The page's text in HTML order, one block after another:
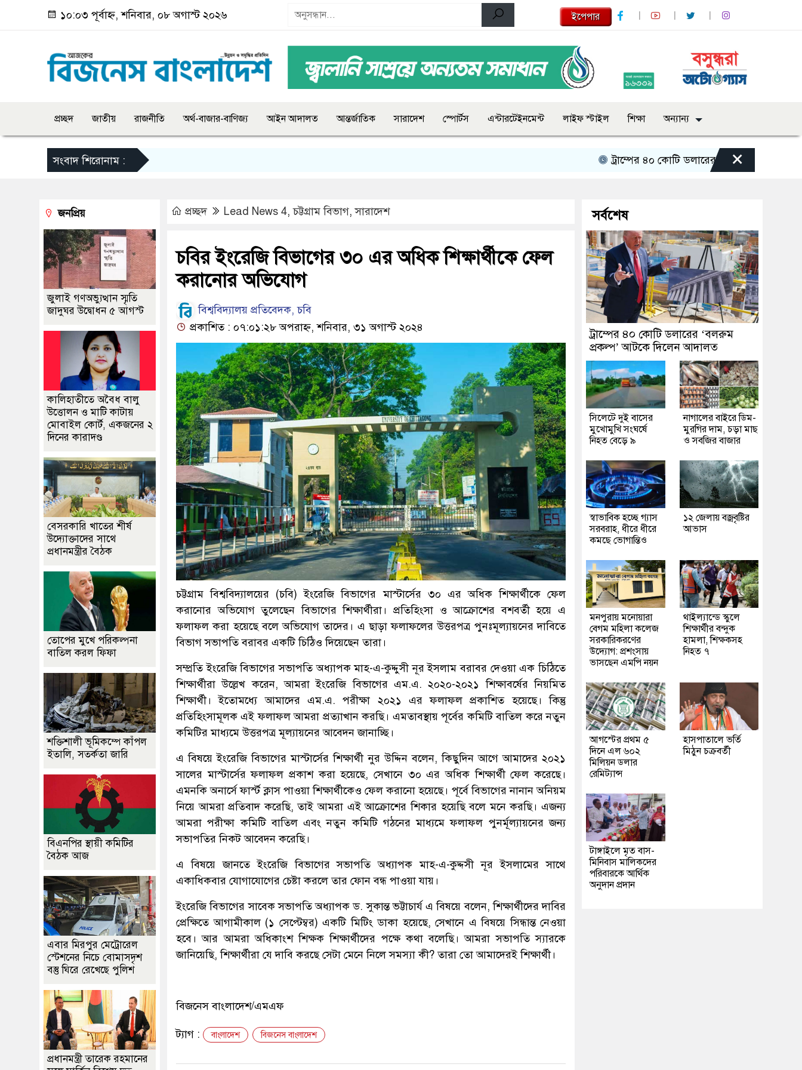
১০:০৩ পূর্বাহ্ন, শনিবার, ০৮ অগাস্ট ২০২৬ ইপেপার
প্রচ্ছদ জাতীয় রাজনীতি অর্থ-বাজার-বাণিজ্য আইন আদালত আন্তর্জাতিক সারাদেশ স্পোর্টস এন্টারটেইনমেন্ট লাইফ স্টাইল শিক্ষা অন্যান্য
সংবাদ শিরোনাম : ট্রাম্পের ৪০ কোটি ডলারের ‘বলরুম প্রকল্প’ আটকে
×
প্রচ্ছদ Lead News 4,চট্টগ্রাম বিভাগ,সারাদেশ
চবির ইংরেজি বিভাগের ৩০ এর অধিক শিক্ষার্থীকে ফেল
করানোর অভিযোগ
বিশ্ববিদ্যালয় প্রতিবেদক, চবি
প্রকাশিত : ০৭:০১:২৮ অপরাহ্ন, শনিবার, ৩১ অগাস্ট ২০২৪
চট্টগ্রাম বিশ্ববিদ্যালয়ের (চবি) ইংরেজি বিভাগের মাস্টার্সের ৩০ এর অধিক শিক্ষার্থীকে ফেল
করানোর অভিযোগ তুলেছেন বিভাগের শিক্ষার্থীরা। প্রতিহিংসা ও আক্রোশের বশবর্তী হয়ে এ
ফলাফল করা হয়েছে বলে অভিযোগ তাদের। এ ছাড়া ফলাফলের উত্তরপত্র পুনঃমূল্যায়নের দাবিতে
বিভাগ সভাপতি বরাবর একটি চিঠিও দিয়েছেন তারা।
সম্প্রতি ইংরেজি বিভাগের সভাপতি অধ্যাপক মাহ-এ-কুদ্দুসী নূর ইসলাম বরাবর দেওয়া এক চিঠিতে
শিক্ষার্থীরা উল্লেখ করেন, আমরা ইংরেজি বিভাগের এম.এ. ২০২০-২০২১ শিক্ষাবর্ষের নিয়মিত
শিক্ষার্থী। ইতোমধ্যে আমাদের এম.এ. পরীক্ষা ২০২১ এর ফলাফল প্রকাশিত হয়েছে। কিন্তু
প্রতিহিংসামূলক এই ফলাফল আমরা প্রত্যাখান করছি। এমতাবস্থায় পূর্বের কমিটি বাতিল করে নতুন
কমিটির মাধ্যমে উত্তরপত্র মূল্যায়নের আবেদন জানাচ্ছি।
এ বিষয়ে ইংরেজি বিভাগের মাস্টার্সের শিক্ষার্থী নুর উদ্দিন বলেন, কিছুদিন আগে আমাদের ২০২১
সালের মাস্টার্সের ফলাফল প্রকাশ করা হয়েছে, সেখানে ৩০ এর অধিক শিক্ষার্থী ফেল করেছে।
এমনকি অনার্সে ফার্স্ট ক্লাস পাওয়া শিক্ষার্থীকেও ফেল করানো হয়েছে। পূর্বে বিভাগের নানান অনিয়ম
নিয়ে আমরা প্রতিবাদ করেছি, তাই আমরা এই আক্রোশের শিকার হয়েছি বলে মনে করছি। এজন্য
আমরা পরীক্ষা কমিটি বাতিল এবং নতুন কমিটি গঠনের মাধ্যমে ফলাফল পুনর্মূল্যায়নের জন্য
সভাপতির নিকট আবেদন করেছি।
এ বিষয়ে জানতে ইংরেজি বিভাগের সভাপতি অধ্যাপক মাহ-এ-কুদ্দসী নূর ইসলামের সাথে
একাধিকবার যোগাযোগের চেষ্টা করলে তার ফোন বন্ধ পাওয়া যায়।
ইংরেজি বিভাগের সাবেক সভাপতি অধ্যাপক ড. সুকান্ত ভট্টাচার্য এ বিষয়ে বলেন, শিক্ষার্থীদের দাবির
প্রেক্ষিতে আগামীকাল (১ সেপ্টেম্বর) একটি মিটিং ডাকা হয়েছে, সেখানে এ বিষয়ে সিন্ধান্ত নেওয়া
হবে। আর আমরা অধিকাংশ শিক্ষক শিক্ষার্থীদের পক্ষে কথা বলেছি। আমরা সভাপতি স্যারকে
জানিয়েছি, শিক্ষার্থীরা যে দাবি করছে সেটা মেনে নিলে সমস্যা কী? তারা তো আমাদেরই শিক্ষার্থী।
বিজনেস বাংলাদেশ/এমএফ
ট্যাগ : বাংলাদেশ বিজনেস বাংলাদেশ
জনপ্রিয়
জুলাই গণঅভ্যুত্থান স্মৃতি
জাদুঘর উদ্বোধন ৫ আগস্ট
কালিহাতীতে অবৈধ বালু
উত্তোলন ও মাটি কাটায়
মোবাইল কোর্ট, একজনের ২
দিনের কারাদণ্ড
বেসরকারি খাতের শীর্ষ
উদ্যোক্তাদের সাথে
প্রধানমন্ত্রীর বৈঠক
তোপের মুখে পরিকল্পনা
বাতিল করল ফিফা
শক্তিশালী ভূমিকম্পে কাঁপল
ইতালি, সতর্কতা জারি
বিএনপির স্থায়ী কমিটির
বৈঠক আজ
এবার মিরপুর মেট্রোরেল
স্টেশনের নিচে বোমাসদৃশ
বস্তু ঘিরে রেখেছে পুলিশ
প্রধানমন্ত্রী তারেক রহমানের
সর্বশেষ
ট্রাম্পের ৪০ কোটি ডলারের ‘বলরুম
প্রকল্প’ আটকে দিলেন আদালত
সিলেটে দুই বাসের
মুখোমুখি সংঘর্ষে
নিহত বেড়ে ৯
নাগালের বাইরে ডিম-
মুরগির দাম, চড়া মাছ
ও সবজির বাজার
স্বাভাবিক হচ্ছে গ্যাস
সরবরাহ, ধীরে ধীরে
কমছে ভোগান্তিও
১২ জেলায় বজ্রবৃষ্টির
আভাস
মনপুরায় মনোয়ারা
বেগম মহিলা কলেজ
সরকারিকরণের
উদ্যোগ: প্রশংসায়
ভাসছেন এমপি নয়ন
থাইল্যান্ডে স্কুলে
শিক্ষার্থীর বন্দুক
হামলা, শিক্ষকসহ
নিহত ৭
আগস্টের প্রথম ৫
দিনে এল ৬০২
মিলিয়ন ডলার
রেমিট্যান্স
হাসপাতালে ভর্তি
মিঠুন চক্রবর্তী
টাঙ্গাইলে মৃত বাস-
মিনিবাস মালিকদের
পরিবারকে আর্থিক
অনুদান প্রদান